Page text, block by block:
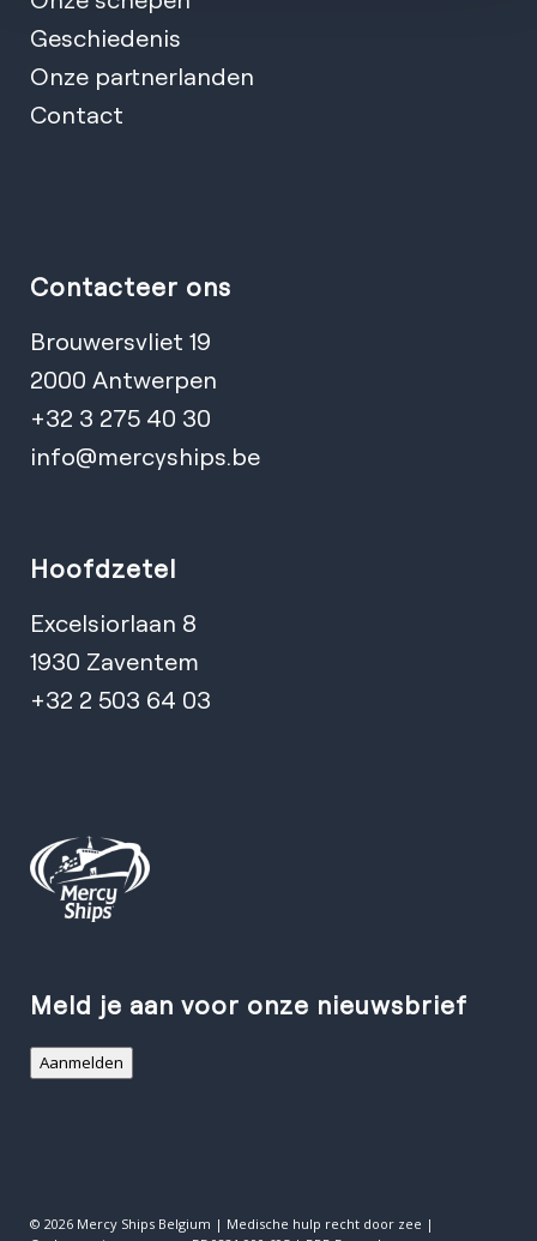
Geschiedenis
Onze partnerlanden
Contact
Contacteer ons
Brouwersvliet 19
2000 Antwerpen
+32 3 275 40 30
info@mercyships.be
Hoofdzetel
Excelsiorlaan 8
1930 Zaventem
+32 2 503 64 03
Meld je aan voor onze nieuwsbrief
Aanmelden
© 2026 Mercy Ships Belgium | Medische hulp recht door zee |